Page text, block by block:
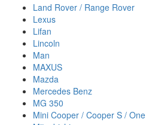
Land Rover / Range Rover
Lexus
Lifan
Lincoln
Man
MAXUS
Mazda
Mercedes Benz
MG 350
Mini Cooper / Cooper S / One